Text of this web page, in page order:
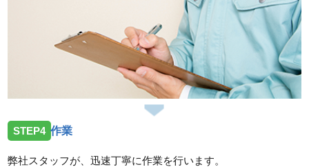
STEP4 作業
弊社スタッフが、迅速丁寧に作業を行います。